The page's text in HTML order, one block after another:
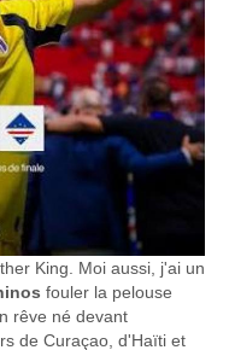
King. Moi aussi, j'ai un
fouler la pelouse
rêve né devant
de Curaçao, d'Haïti et